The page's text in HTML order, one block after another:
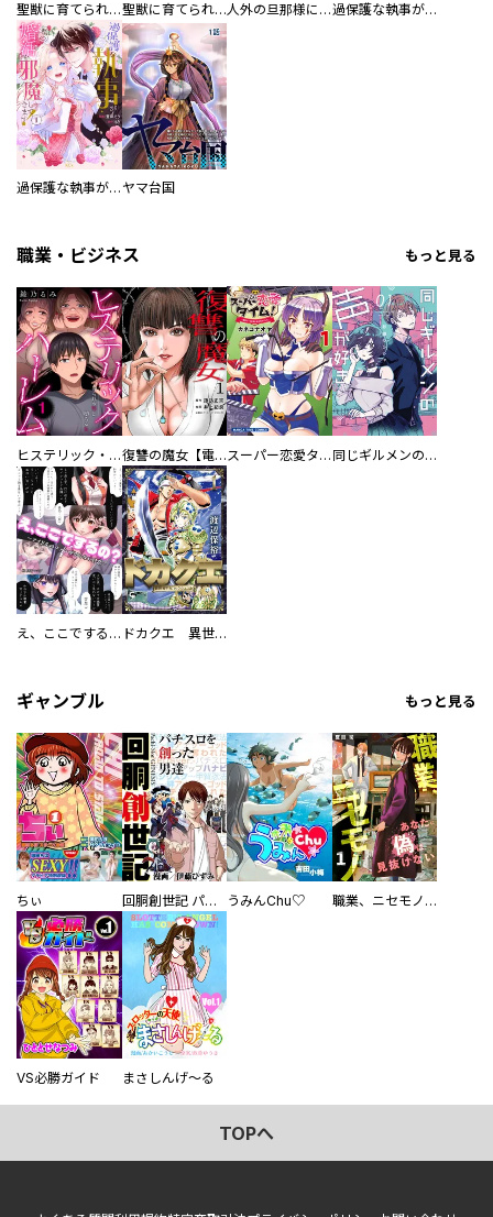
聖獣に育てられた少年の異世界ゆるり放浪記～神様からもらったチート魔法で、仲間たちとスローライフを満喫中～ 聖獣に育てられた少年の異世界ゆるり放浪記～神様からもらったチート魔法で、仲間たちとスローライフを満喫中～【分冊版】 人外の旦那様に娶られ毎晩ナカまで愛される…。アンソロジー 過保護な執事が私の婚活を邪魔してきます！ 分冊版
過保護な執事が私の婚活を邪魔してきます！ ヤマ台国
職業・ビジネス もっと見る
ヒステリック・ハーレム～搾られる男と堕ちる女～【電子単行本版】 復讐の魔女【電子単行本版】 スーパー恋愛タイム！～現場でドＳな彼女は自宅でデレる～ 同じギルメンの声が好き
え、ここでするの？ アイドルのファンが知らない日常 ドカクエ 異世界ドカコッククエスト
ギャンブル もっと見る
ちぃ 回胴創世記 パチスロを創った男達 うみんChu♡ 職業、ニセモノ～あなたに偽は見抜けない【電子単行本版】
VS必勝ガイド まさしんげ～る
TOPへ